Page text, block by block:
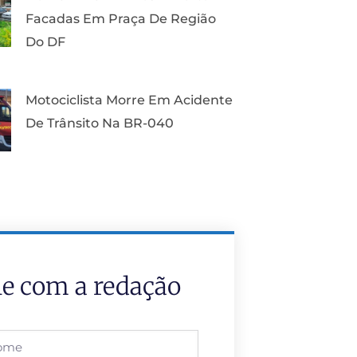
Facadas Em Praça De Região
Do DF
Motociclista Morre Em Acidente
De Trânsito Na BR-040
com a redação